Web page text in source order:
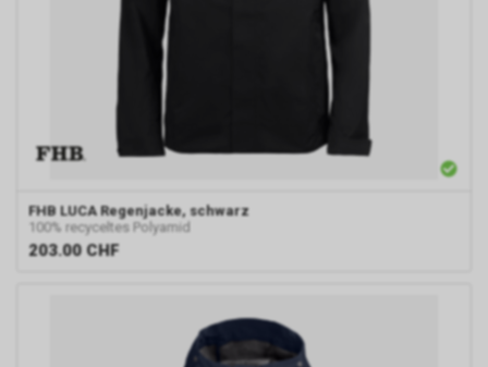
FHB LUCA Regenjacke, schwarz
100% recyceltes Polyamid
203.00 CHF